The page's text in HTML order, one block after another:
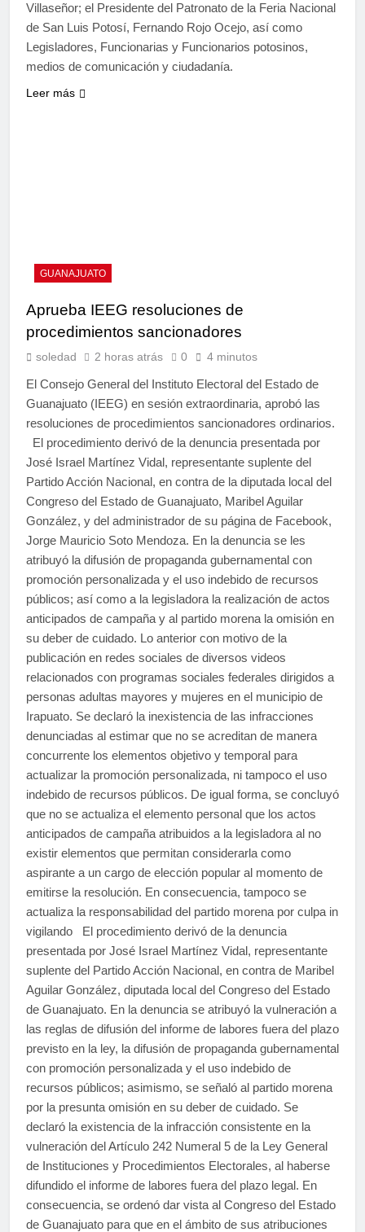
Villaseñor; el Presidente del Patronato de la Feria Nacional
de San Luis Potosí, Fernando Rojo Ocejo, así como
Legisladores, Funcionarias y Funcionarios potosinos,
medios de comunicación y ciudadanía.
Leer más
GUANAJUATO
Aprueba IEEG resoluciones de
procedimientos sancionadores
soledad 2 horas atrás 0 4 minutos
El Consejo General del Instituto Electoral del Estado de
Guanajuato (IEEG) en sesión extraordinaria, aprobó las
resoluciones de procedimientos sancionadores ordinarios.
El procedimiento derivó de la denuncia presentada por
José Israel Martínez Vidal, representante suplente del
Partido Acción Nacional, en contra de la diputada local del
Congreso del Estado de Guanajuato, Maribel Aguilar
González, y del administrador de su página de Facebook,
Jorge Mauricio Soto Mendoza. En la denuncia se les
atribuyó la difusión de propaganda gubernamental con
promoción personalizada y el uso indebido de recursos
públicos; así como a la legisladora la realización de actos
anticipados de campaña y al partido morena la omisión en
su deber de cuidado. Lo anterior con motivo de la
publicación en redes sociales de diversos videos
relacionados con programas sociales federales dirigidos a
personas adultas mayores y mujeres en el municipio de
Irapuato. Se declaró la inexistencia de las infracciones
denunciadas al estimar que no se acreditan de manera
concurrente los elementos objetivo y temporal para
actualizar la promoción personalizada, ni tampoco el uso
indebido de recursos públicos. De igual forma, se concluyó
que no se actualiza el elemento personal que los actos
anticipados de campaña atribuidos a la legisladora al no
existir elementos que permitan considerarla como
aspirante a un cargo de elección popular al momento de
emitirse la resolución. En consecuencia, tampoco se
actualiza la responsabilidad del partido morena por culpa in
vigilando El procedimiento derivó de la denuncia
presentada por José Israel Martínez Vidal, representante
suplente del Partido Acción Nacional, en contra de Maribel
Aguilar González, diputada local del Congreso del Estado
de Guanajuato. En la denuncia se atribuyó la vulneración a
las reglas de difusión del informe de labores fuera del plazo
previsto en la ley, la difusión de propaganda gubernamental
con promoción personalizada y el uso indebido de
recursos públicos; asimismo, se señaló al partido morena
por la presunta omisión en su deber de cuidado. Se
declaró la existencia de la infracción consistente en la
vulneración del Artículo 242 Numeral 5 de la Ley General
de Instituciones y Procedimientos Electorales, al haberse
difundido el informe de labores fuera del plazo legal. En
consecuencia, se ordenó dar vista al Congreso del Estado
de Guanajuato para que en el ámbito de sus atribuciones